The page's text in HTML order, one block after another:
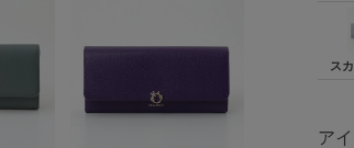
ス
ア